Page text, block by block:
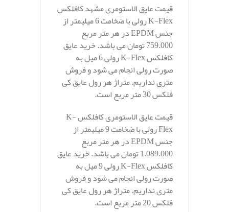
قیمت عایق الاستومری مشهد کافلکس
K-Flex رولی با ضخامت 6 میلیمتر از
جنس EPDM در هر متر مربع
759.000 تومان می باشد. خرید عایق
کافلکس K-Flex رولی 6 میل به
صورت رولی انجام می شود و فروش
متری نداریم. متراژ هر رول عایق کی
فلکس 30 متر مربع است.
قیمت عایق الاستومری کافلکس K-
Flex رولی با ضخامت 9 میلیمتر از
جنس EPDM در هر متر مربع
1.089.000 تومان می باشد. خرید عایق
کافلکس K-Flex رولی 9 میل به
صورت رولی انجام می شود و فروش
متری نداریم. متراژ هر رول عایق کی
فلکس 20 متر مربع است.